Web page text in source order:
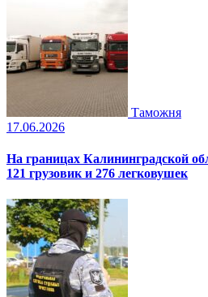
Таможня
17.06.2026
На границах Калининградской
121 грузовик и 276 легковушек